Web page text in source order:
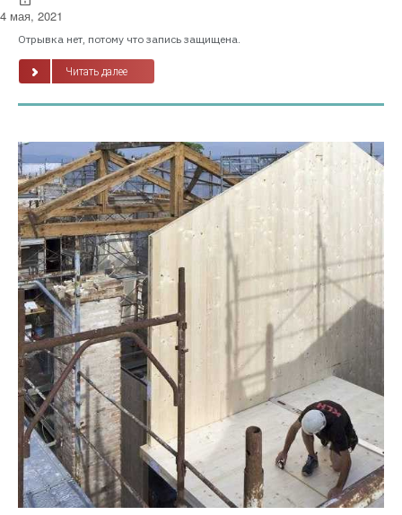
4 мая, 2021
Отрывка нет, потому что запись защищена.
Читать далее